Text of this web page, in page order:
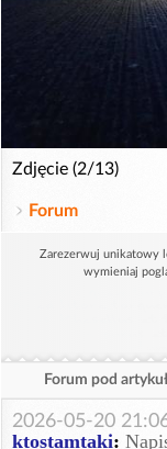
Zdjęcie (2/13)
Forum
Zarezerwuj unikatowy
wymieniaj
Forum pod
2026-05-20
ktostamtaki: